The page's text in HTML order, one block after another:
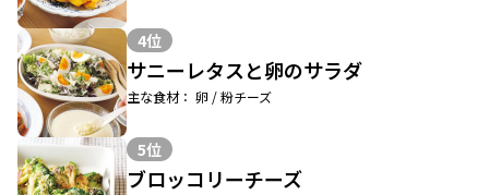
4位
サニーレタスと卵のサラダ
主な食材： 卵 / 粉チーズ
5位
ブロッコリーチーズ